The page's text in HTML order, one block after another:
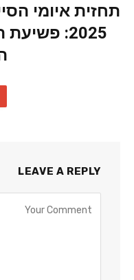
תחזית איומי
2025:
LEAVE A REPLY